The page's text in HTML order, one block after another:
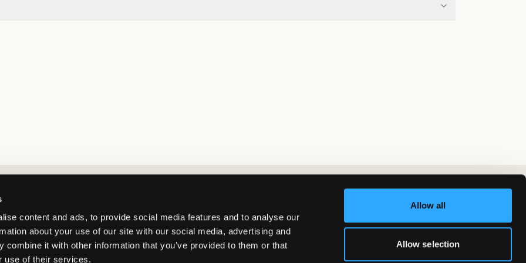
content and ads, to provide social media features and to analyse our
about your use of our site with our social media, advertising and
combine it with other information that you’ve provided to them or that
use of their services.
Allow all
Allow selection